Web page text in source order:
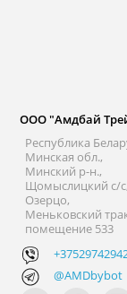
ООО "Амдбай
Республика
Минская обл.,
Минский р-н.,
Щомыслицкий с/
Озерцо,
Меньковский
помещение 533
@AMDbybot